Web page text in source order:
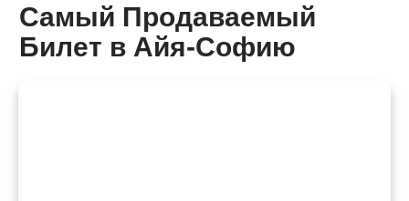
Самый Продаваемый
Билет в Айя-Софию